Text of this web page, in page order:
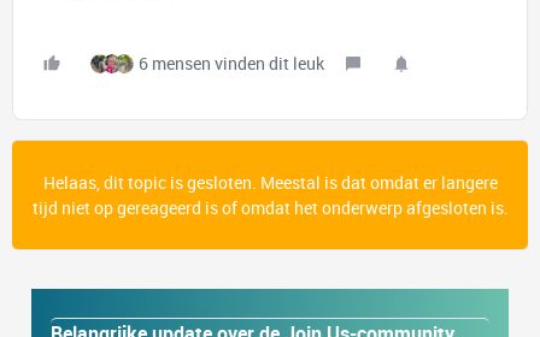
6 mensen vinden dit leuk
Helaas, dit topic is gesloten. Meestal is dat omdat er langere
tijd niet op gereageerd is of omdat het onderwerp afgesloten is.